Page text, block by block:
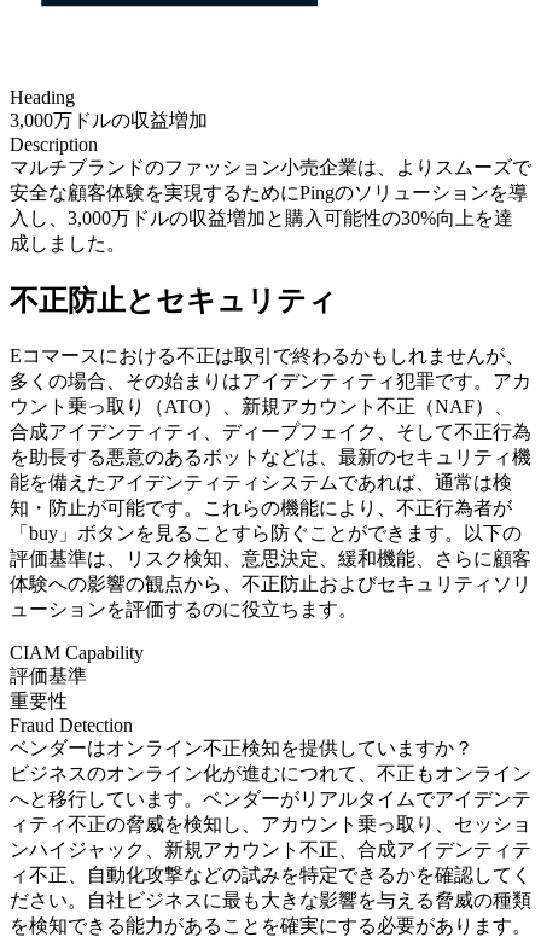
Heading
3,000万ドルの収益増加
Description
マルチブランドのファッション小売企業は、よりスムーズで
安全な顧客体験を実現するためにPingのソリューションを導
入し、3,000万ドルの収益増加と購入可能性の30%向上を達
成しました。
不正防止とセキュリティ
Eコマースにおける不正は取引で終わるかもしれませんが、
多くの場合、その始まりはアイデンティティ犯罪です。アカ
ウント乗っ取り（ATO）、新規アカウント不正（NAF）、
合成アイデンティティ、ディープフェイク、そして不正行為
を助長する悪意のあるボットなどは、最新のセキュリティ機
能を備えたアイデンティティシステムであれば、通常は検
知・防止が可能です。これらの機能により、不正行為者が
「buy」ボタンを見ることすら防ぐことができます。以下の
評価基準は、リスク検知、意思決定、緩和機能、さらに顧客
体験への影響の観点から、不正防止およびセキュリティソリ
ューションを評価するのに役立ちます。
CIAM Capability
評価基準
重要性
Fraud Detection
ベンダーはオンライン不正検知を提供していますか？
ビジネスのオンライン化が進むにつれて、不正もオンライン
へと移行しています。ベンダーがリアルタイムでアイデンテ
ィティ不正の脅威を検知し、アカウント乗っ取り、セッショ
ンハイジャック、新規アカウント不正、合成アイデンティテ
ィ不正、自動化攻撃などの試みを特定できるかを確認してく
ださい。自社ビジネスに最も大きな影響を与える脅威の種類
を検知できる能力があることを確実にする必要があります。